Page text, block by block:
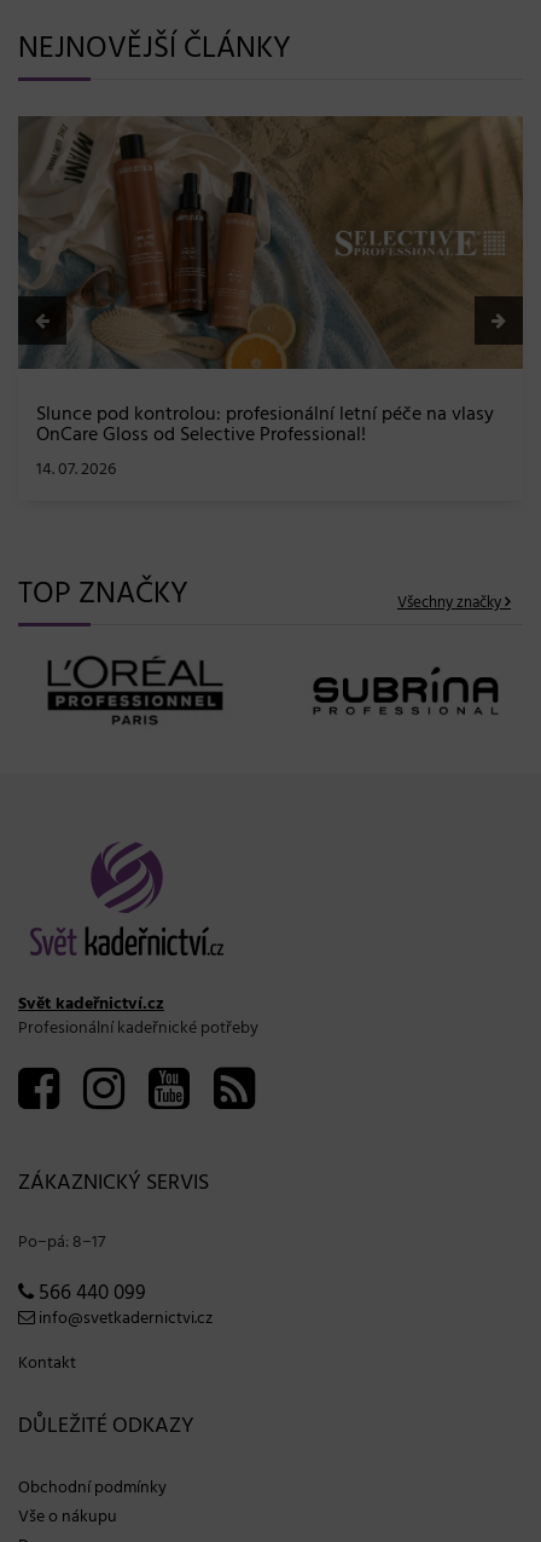
NEJNOVĚJŠÍ ČLÁNKY
Slunce pod kontrolou: profesionální letní péče na vlasy
OnCare Gloss od Selective Professional!
14. 07. 2026
TOP ZNAČKY Všechny značky
Svět kadeřnictví.cz
Profesionální kadeřnické potřeby
ZÁKAZNICKÝ SERVIS
Po−pá: 8−17
566 440 099
info@svetkadernictvi.cz
Kontakt
DŮLEŽITÉ ODKAZY
Obchodní podmínky
Vše o nákupu